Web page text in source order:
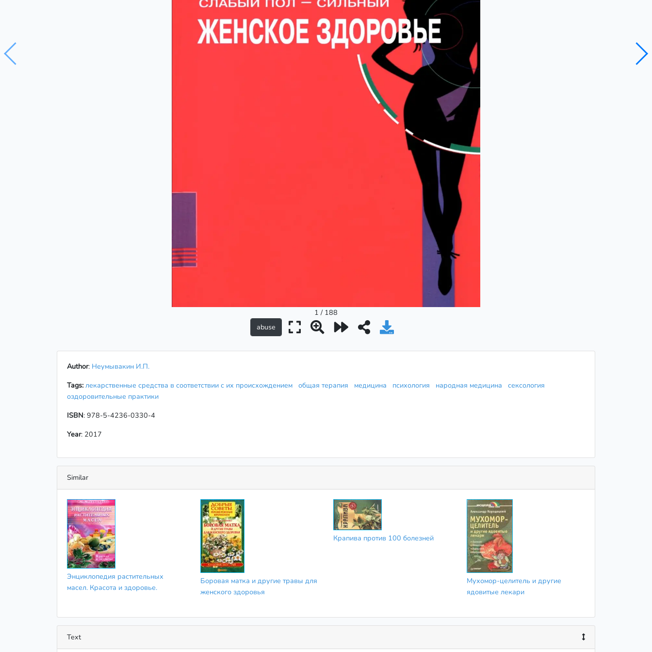
1 / 188
Author: Неумывакин И.П.
Tags: лекарственные средства в соответствии с их происхождением общая терапия медицина психология народная медицина
сексология
оздоровительные практики
ISBN: 978-5-4236-0330-4
Year: 2017
Similar
Энциклопедия растительных
масел. Красота и здоровье.
Боровая матка и другие травы для
женского здоровья
Крапива против 100 болезней
Мухомор-целитель и другие
ядовитые лекари
Text